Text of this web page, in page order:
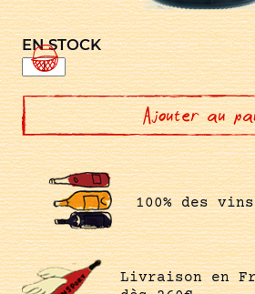
EN STOCK
quantité
de
PRESTIGE
DES
ARPENTS Ajouter au
100% des
Livraison en